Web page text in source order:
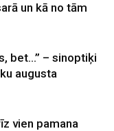
un kā no tām
bet…” – sinoptiķi
augusta
vien pamana